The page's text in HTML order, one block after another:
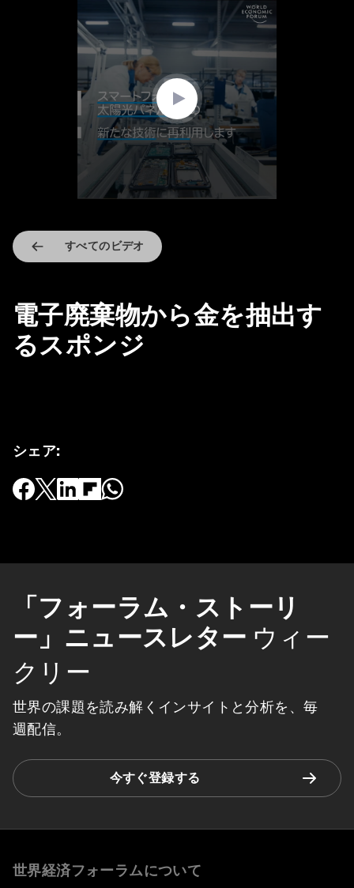
すべてのビデオ
電子廃棄物から金を抽出す
るスポンジ
シェア:
「フォーラム・ストーリ
ー」ニュースレター ウィー
クリー
世界の課題を読み解くインサイトと分析を、毎
週配信。
今すぐ登録する
世界経済フォーラムについて